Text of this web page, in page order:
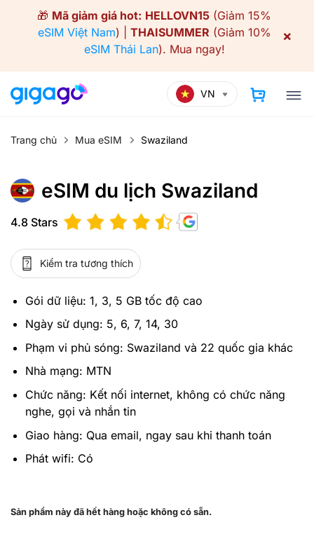
🎁 Mã giảm giá hot: HELLOVN15 (Giảm 15%
eSIM Việt Nam) | THAISUMMER (Giảm 10%
eSIM Thái Lan). Mua ngay!
×
VN
Trang chủ Mua eSIM Swaziland
eSIM du lịch Swaziland
4.8 Stars
Kiểm tra tương thích
Gói dữ liệu: 1, 3, 5 GB tốc độ cao
Ngày sử dụng: 5, 6, 7, 14, 30
Phạm vi phủ sóng: Swaziland và 22 quốc gia khác
Nhà mạng: MTN
Chức năng: Kết nối internet, không có chức năng
nghe, gọi và nhắn tin
Giao hàng: Qua email, ngay sau khi thanh toán
Phát wifi: Có
Sản phẩm này đã hết hàng hoặc không có sẵn.